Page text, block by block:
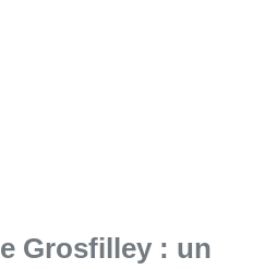
Grosfilley : un